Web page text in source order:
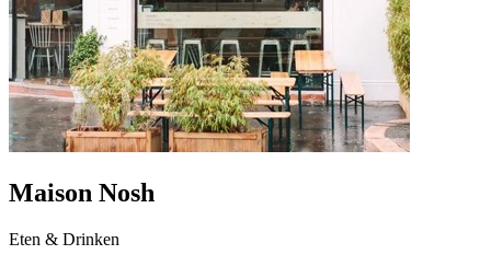
Maison Nosh
Eten & Drinken